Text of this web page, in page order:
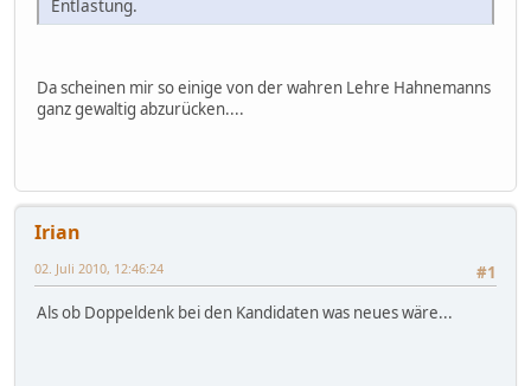
Entlastung.
Da scheinen mir so einige von der wahren Lehre Hahnemanns
ganz gewaltig abzurücken....
Irian
#1
02. Juli 2010, 12:46:24
Als ob Doppeldenk bei den Kandidaten was neues wäre...